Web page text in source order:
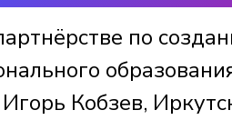
по
Кобзев,